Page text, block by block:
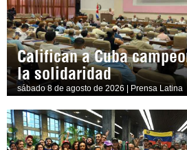
Califican a Cuba
la solidaridad
sábado 8 de agosto de 2026 | Prensa Latina